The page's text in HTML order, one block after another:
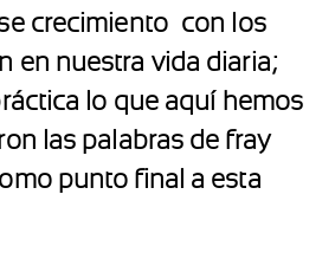
crecimiento con los
en nuestra vida diaria;
lo que aquí hemos
las palabras de fray
punto final a esta